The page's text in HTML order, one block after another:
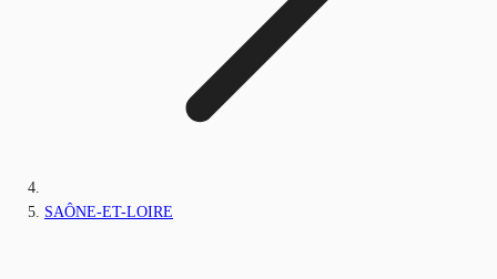
SAÔNE-ET-LOIRE